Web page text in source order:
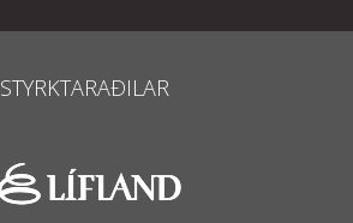
STYRKTARAÐILAR